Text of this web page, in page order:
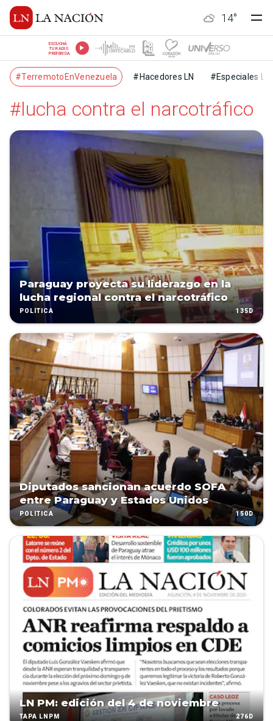
14°
ESCUCHÁ
TU RADIO
PREFERIDA
#TerremotoEnVenezuela #Hacedores LN #Especiales LN
#lucha contra el narcotráfico
Paraguay proyecta su liderazgo en la
lucha regional contra el narcotráfico
POLÍTICA 135D
Diputados sancionan acuerdo SOFA
entre Paraguay y Estados Unidos
POLÍTICA 150D
LN PM: edición del 4 de noviembre
TAPA LNPM 276D